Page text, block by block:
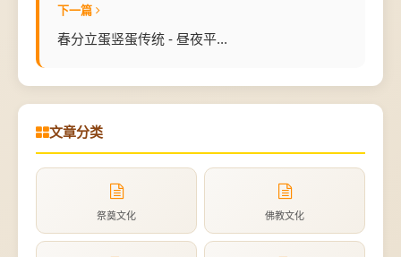
下一篇
春分立蛋竖蛋传统 - 昼夜平...
文章分类
祭奠文化 佛教文化